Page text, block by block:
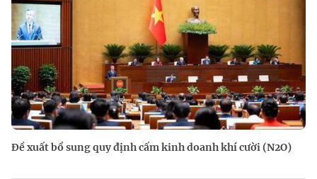
Đề xuất bổ sung quy định cấm kinh doanh khí cười (N2O)